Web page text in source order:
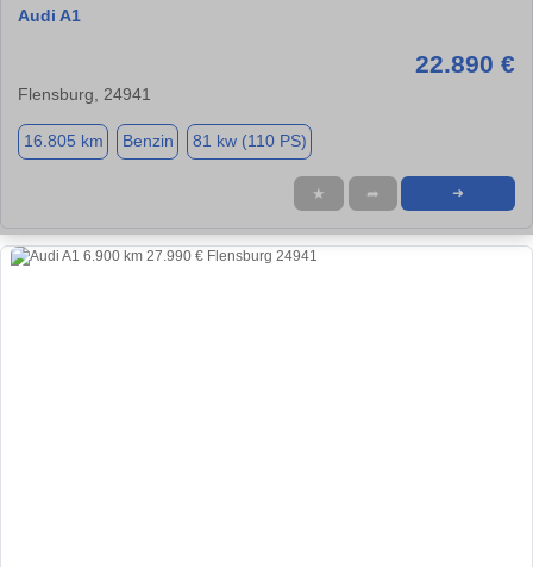
Audi A1
22.890 €
Flensburg, 24941
16.805 km Benzin 81 kw (110 PS)
★ ➦ ➜